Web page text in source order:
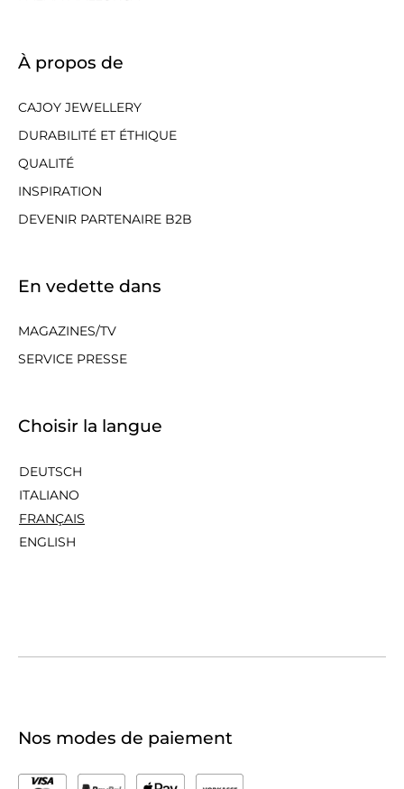
À propos de
CAJOY JEWELLERY
DURABILITÉ ET ÉTHIQUE
QUALITÉ
INSPIRATION
DEVENIR PARTENAIRE B2B
En vedette dans
MAGAZINES/TV
SERVICE PRESSE
Choisir la langue
DEUTSCH
ITALIANO
FRANÇAIS
ENGLISH
Nos modes de paiement